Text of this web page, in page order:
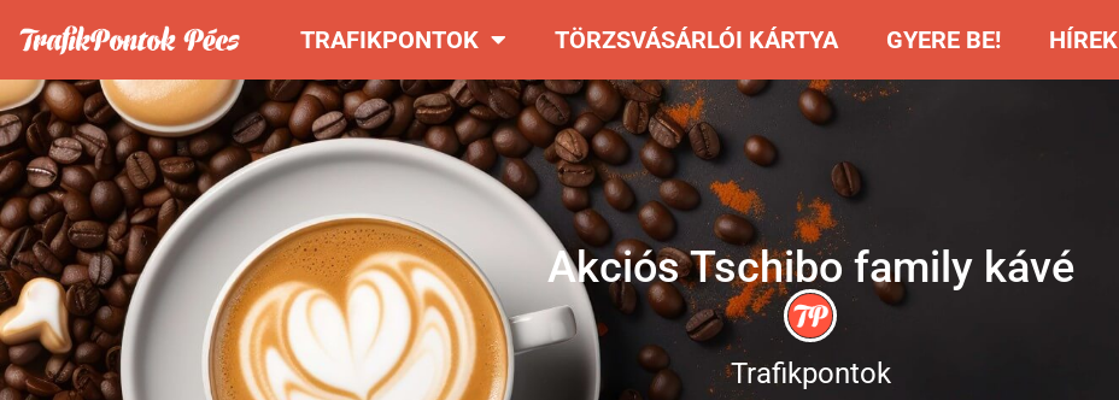
TRAFIKPONTOK TÖRZSVÁSÁRLÓI KÁRTYA GYERE BE! HÍREK
Akciós Tschibo family kávé
Trafikpontok